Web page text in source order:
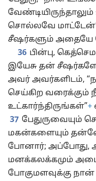
சொல்லவே
சீஷர்களும்
36 பின்பு,
இயேசு தன்
அவர் அவர்களிடம்,
செய்கிற
உட்கார்ந்திருங்கள்”+
37 பேதுருவையும்
மகன்களையும்
போனார்; அப்போது,
மனக்கலக்கமும்
போகுமளவுக்கு நான்